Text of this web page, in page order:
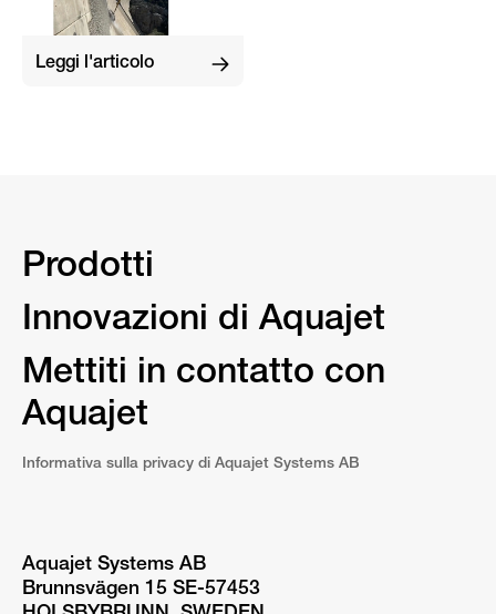
Leggi l'articolo
Prodotti
Innovazioni di Aquajet
Mettiti in contatto con
Aquajet
Informativa sulla privacy di Aquajet Systems AB
Aquajet Systems AB
Brunnsvägen 15 SE-57453